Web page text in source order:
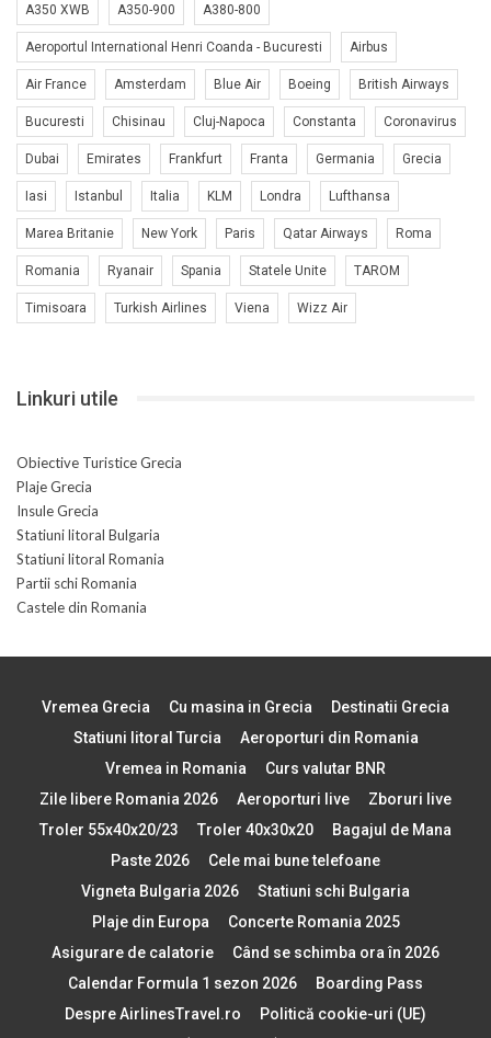
A350 XWB A350-900 A380-800
Aeroportul International Henri Coanda - Bucuresti Airbus
Air France Amsterdam Blue Air Boeing British Airways
Bucuresti Chisinau Cluj-Napoca Constanta Coronavirus
Dubai Emirates Frankfurt Franta Germania Grecia
Iasi Istanbul Italia KLM Londra Lufthansa
Marea Britanie New York Paris Qatar Airways Roma
Romania Ryanair Spania Statele Unite TAROM
Timisoara Turkish Airlines Viena Wizz Air
Linkuri utile
Obiective Turistice Grecia
Plaje Grecia
Insule Grecia
Statiuni litoral Bulgaria
Statiuni litoral Romania
Partii schi Romania
Castele din Romania
Vremea Grecia Cu masina in Grecia
Destinatii Grecia
Statiuni litoral Turcia
Aeroporturi din Romania
Vremea in Romania
Curs valutar BNR
Zile libere Romania 2026
Aeroporturi live
Zboruri live
Troler 55x40x20/23
Troler 40x30x20
Bagajul de Mana
Paste 2026
Cele mai bune telefoane
Vigneta Bulgaria 2026
Statiuni schi Bulgaria
Plaje din Europa
Concerte Romania 2025
Asigurare de calatorie
Când se schimba ora în 2026
Calendar Formula 1 sezon 2026
Boarding Pass
Despre AirlinesTravel.ro
Politică cookie-uri (UE)